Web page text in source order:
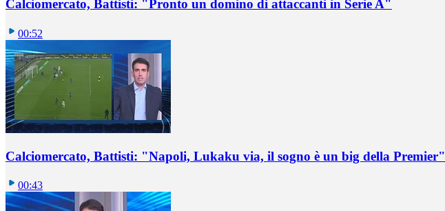
Calciomercato, Battisti: "Pronto un domino di attaccanti in Serie A"
00:52
Calciomercato, Battisti: "Napoli, Lukaku via, il sogno è un big della Premier"
00:43